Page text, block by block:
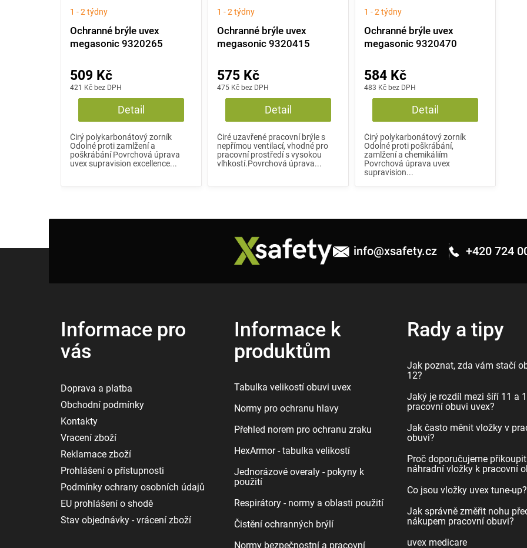
Ochranné brýle uvex
megasonic 9320265
1 - 2 týdny
421 Kč bez DPH
509 Kč
Detail
Čirý polykarbonátový zorník
Odolné proti zamlžení a
poškrábání Povrchová úprava
uvex supravision excellence...
Ochranné brýle uvex
megasonic 9320415
1 - 2 týdny
475 Kč bez DPH
575 Kč
Detail
Čiré uzavřené pracovní brýle s
nepřímou ventilací, vhodné pro
pracovní prostředí s vysokou
vlhkostí.Povrchová úprava...
Ochranné brýle uvex
megasonic 9320470
1 - 2 týdny
483 Kč bez DPH
584 Kč
Detail
Čirý polykarbonátový zorník
Odolné proti poškrábání,
zamlžení a chemikáliím
Povrchová úprava uvex
supravision...
info@xsafety.cz +420 724
Informace pro
vás
Doprava a platba
Obchodní podmínky
Kontakty
Vracení zboží
Reklamace zboží
Prohlášení o přístupnosti
Podmínky ochrany osobních údajů
EU prohlášení o shodě
Stav objednávky - vrácení zboží
Informace k
produktům
Tabulka velikostí obuvi uvex
Normy pro ochranu hlavy
Přehled norem pro ochranu zraku
HexArmor - tabulka velikostí
Jednorázové overaly - pokyny k
použití
Respirátory - normy a oblasti použití
Čistění ochranných brýlí
Normy bezpečnostní a pracovní
Rady a tipy
Jak poznat, zda vám stačí
12?
Jaký je rozdíl mezi šíří 11 a
pracovní obuvi uvex?
Jak často měnit vložky v
obuvi?
Proč doporučujeme přikoupit
náhradní vložky k pracovní
Co jsou vložky uvex tune-up?
Jak správně změřit nohu
nákupem pracovní obuvi?
uvex medicare